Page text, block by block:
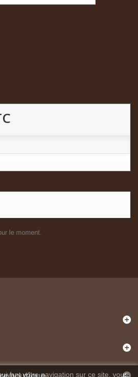
le moment.
votre navigation sur ce site, vous